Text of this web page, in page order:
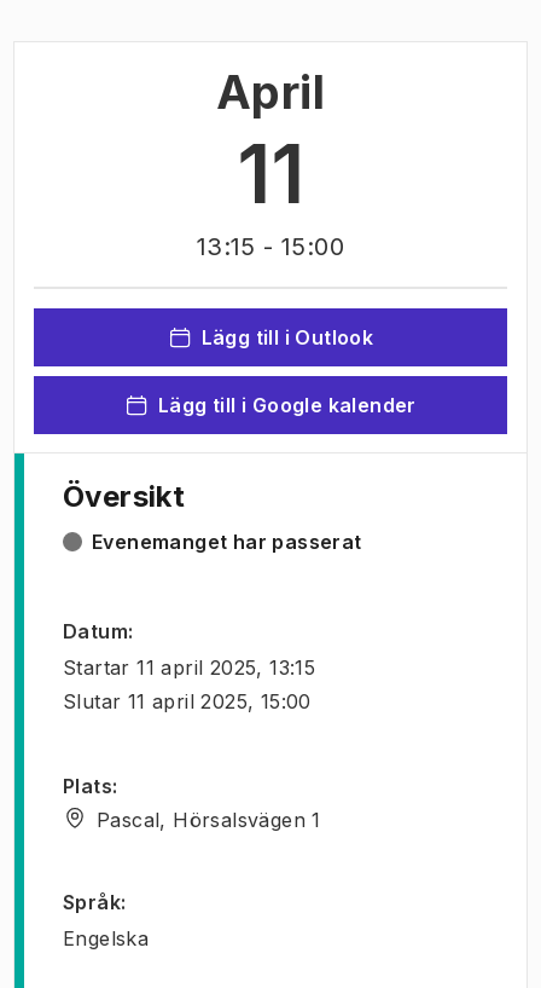
April
11
13:15 - 15:00
Lägg till i Outlook
Lägg till i Google kalender
Översikt
Evenemanget har passerat
Datum:
Startar 11 april 2025, 13:15
Slutar 11 april 2025, 15:00
Plats:
Pascal, Hörsalsvägen 1
Språk:
Engelska